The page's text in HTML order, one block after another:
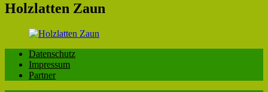
Holzlatten Zaun
Datenschutz
Impressum
Partner